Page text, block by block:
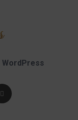
WordPress